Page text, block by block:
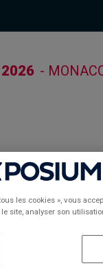
-
les cookies », vous
site, analyser son